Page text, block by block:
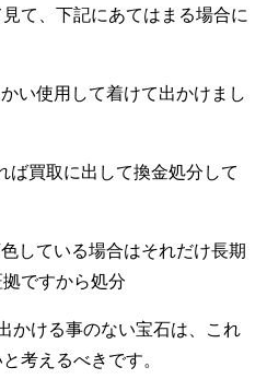
て、下記にあてはまる場合に
い使用して着けて出かけまし
ば買取に出して換金処分して
している場合はそれだけ長期
ですから処分
かける事のない宝石は、これ
考えるべきです。